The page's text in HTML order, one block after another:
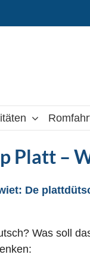
Platt –
De
Was soll